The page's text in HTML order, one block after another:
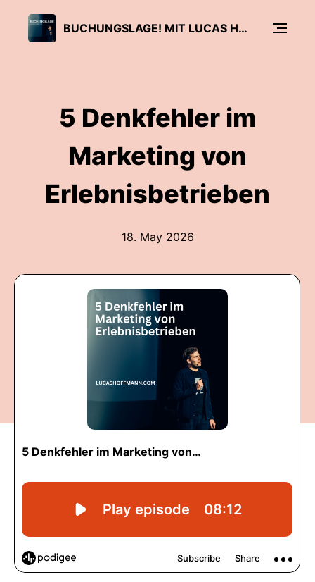
BUCHUNGSLAGE! MIT LUCAS HOFFMANN
5 Denkfehler im
Marketing von
Erlebnisbetrieben
18. May 2026